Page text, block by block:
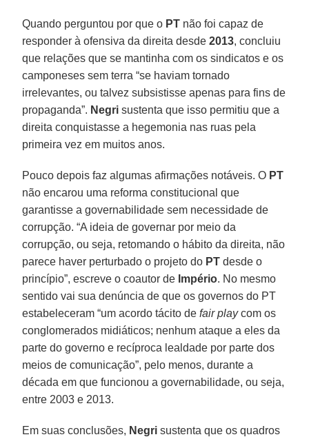
Quando perguntou por que o PT não foi capaz de
responder à ofensiva da direita desde2013, concluiu
que relações que se mantinha com os sindicatos e os
camponeses sem terra “se haviam tornado
irrelevantes, ou talvez subsistisse apenas para fins de
propaganda”. Negri sustenta que isso permitiu que a
direita conquistasse a hegemonia nas ruas pela
primeira vez em muitos anos.
Pouco depois faz algumas afirmações notáveis. O PT
não encarou uma reforma constitucional que
garantisse a governabilidade sem necessidade de
corrupção. “A ideia de governar por meio da
corrupção, ou seja, retomando o hábito da direita, não
parece haver perturbado o projeto do PT desde o
princípio”, escreve o coautor de Império. No mesmo
sentido vai sua denúncia de que os governos do PT
estabeleceram “um acordo tácito de fair playcom os
conglomerados midiáticos; nenhum ataque a eles da
parte do governo e recíproca lealdade por parte dos
meios de comunicação”, pelo menos, durante a
década em que funcionou a governabilidade, ou seja,
entre 2003 e 2013.
Em suas conclusões, Negri sustenta que os quadros